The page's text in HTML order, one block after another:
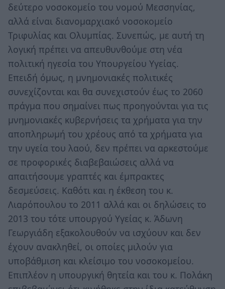
δεύτερο νοσοκομείο του νομού Μεσσηνίας,
αλλά είναι διανομαρχιακό νοσοκομείο
Τριφυλίας και Ολυμπίας. Συνεπώς, με αυτή τη
λογική πρέπει να απευθυνθούμε στη νέα
πολιτική ηγεσία του Υπουργείου Υγείας.
Επειδή όμως, η μνημονιακές πολιτικές
συνεχίζονται και θα συνεχιστούν έως το 2060
πράγμα που σημαίνει πως προηγούνται για τις
μνημονιακές κυβερνήσεις τα χρήματα για την
αποπληρωμή του χρέους από τα χρήματα για
την υγεία του λαού, δεν πρέπει να αρκεστούμε
σε προφορικές διαβεβαιώσεις αλλά να
απαιτήσουμε γραπτές και έμπρακτες
δεσμεύσεις. Καθότι και η έκθεση του κ.
Λιαρόπουλου το 2011 αλλά και οι δηλώσεις το
2013 του τότε υπουργού Υγείας κ. Άδωνη
Γεωργιάδη εξακολουθούν να ισχύουν και δεν
έχουν ανακληθεί, οι οποίες μιλούν για
υποβάθμιση και κλείσιμο του νοσοκομείου.
Επιπλέον η υπουργική θητεία και του κ. Πολάκη